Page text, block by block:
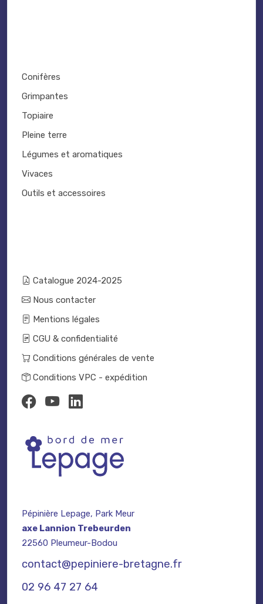
Conifères
Grimpantes
Topiaire
Pleine terre
Légumes et aromatiques
Vivaces
Outils et accessoires
Catalogue 2024-2025
Nous contacter
Mentions légales
CGU & confidentialité
Conditions générales de vente
Conditions VPC - expédition
Pépinière Lepage, Park Meur
axe Lannion Trebeurden
22560 Pleumeur-Bodou
contact@pepiniere-bretagne.fr
02 96 47 27 64